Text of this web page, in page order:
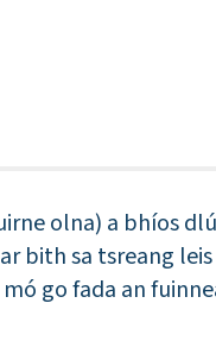
olna) a bhíos
bith sa tsreang
go fada an